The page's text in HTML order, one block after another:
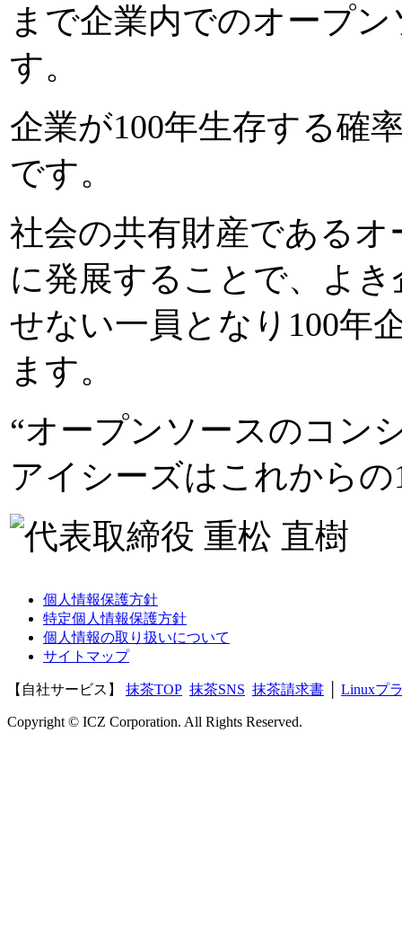
まで企業内でのオープ
す。
企業が100年生存する確
です。
社会の共有財産である
に発展することで、よ
せない一員となり100年
ます。
“オープンソースのコン
アイシーズはこれから
個人情報保護方針
特定個人情報保護方針
個人情報の取り扱いについて
サイトマップ
【自社サービス】 抹茶TOP 抹茶SNS 抹茶請求書 Linuxプ
Copyright © ICZ Corporation. All Rights Reserved.